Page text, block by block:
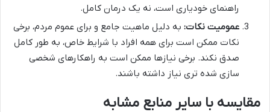
راهنمای خودیاری است، نه یک درمان کامل.
عمومیت نکات: به دلیل ماهیت جامع و برای عموم مردم، برخی
نکات ممکن است برای همه افراد با شرایط خاص، به طور کامل
صدق نکند. برخی نیازها ممکن است به راهکارهای شخصی
سازی شده تری نیاز داشته باشند.
مقایسه با سایر منابع مشابه